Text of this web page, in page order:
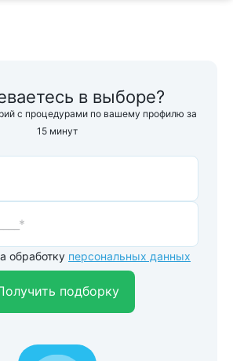
в выборе?
с процедурами по вашему профилю за
15 минут
обработку персональных данных
подборку